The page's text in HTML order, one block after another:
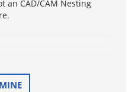
an CAD/CAM Nesting